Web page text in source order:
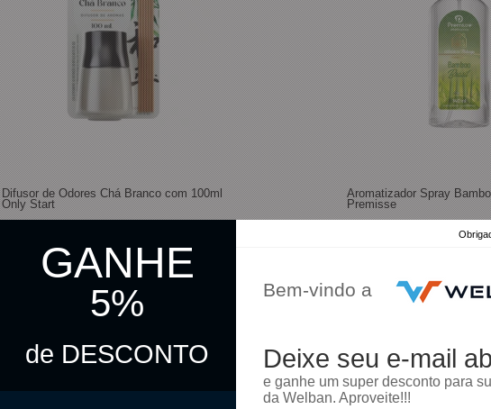
GANHE
5%
de DESCONTO
Bem-vindo a
Deixe seu e-mail
e ganhe um super desconto para
da Welban. Aproveite!!!
Difusor de Odores Chá Branco com 100ml
Only Start
Aromatizador Spray
Premisse
R$ 18,90